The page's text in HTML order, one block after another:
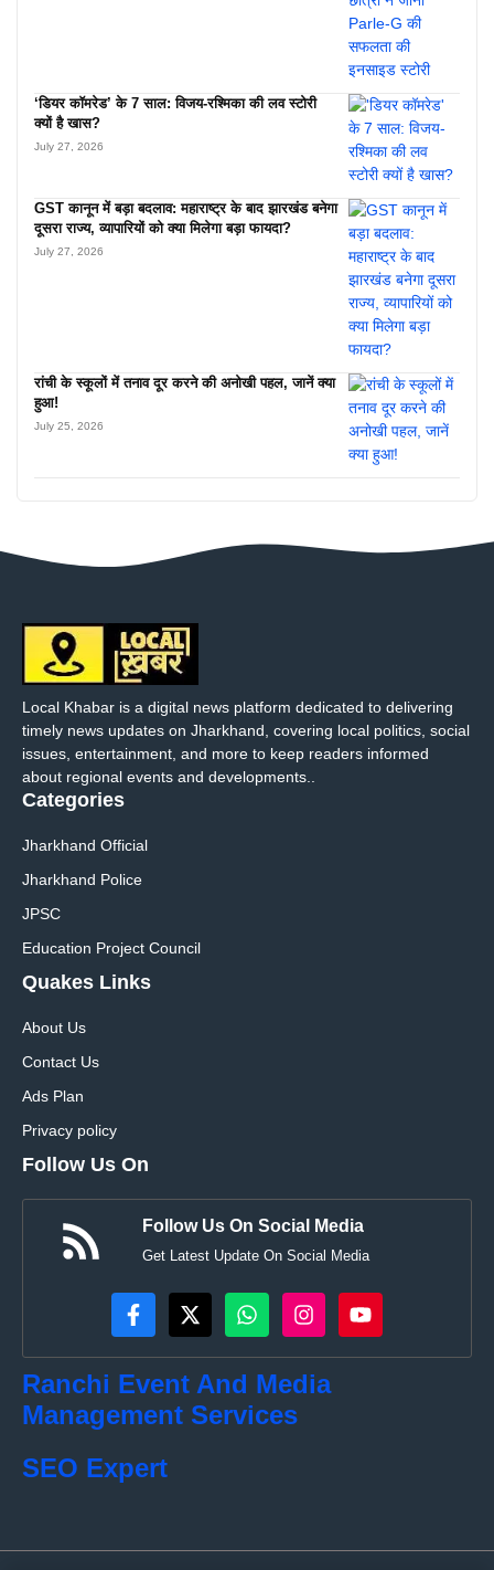
‘डियर कॉमरेड’ के 7 साल: विजय-रश्मिका की लव स्टोरी
क्यों है खास?
July 27, 2026
GST कानून में बड़ा बदलाव: महाराष्ट्र के बाद झारखंड बनेगा
दूसरा राज्य, व्यापारियों को क्या मिलेगा बड़ा फायदा?
July 27, 2026
रांची के स्कूलों में तनाव दूर करने की अनोखी पहल, जानें क्या
हुआ!
July 25, 2026
Local Khabar is a digital news platform dedicated to delivering
timely news updates on Jharkhand, covering local politics, social
issues, entertainment, and more to keep readers informed
about regional events and developments..
Categories
Jharkhand Official
Jharkhand Police
JPSC
Education Project Council
Quakes Links
About Us
Contact Us
Ads Plan
Privacy policy
Follow Us On
Follow Us On Social Media
Get Latest Update On Social Media
Ranchi Event And Media
Management Services
SEO Expert